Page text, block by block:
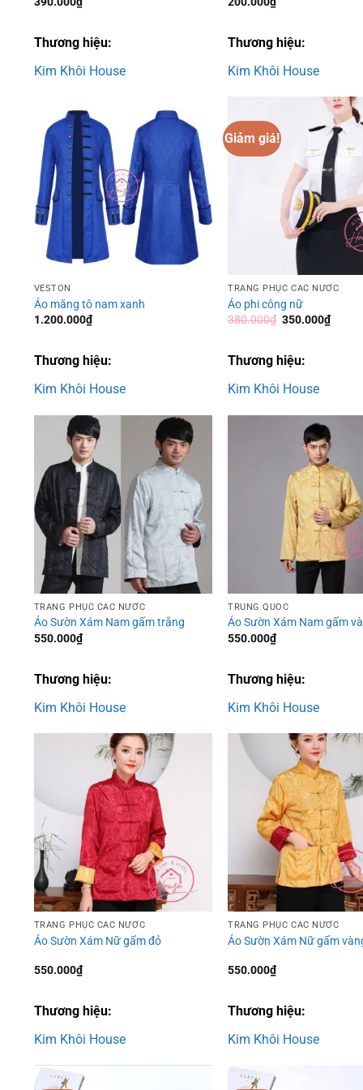
Thương hiệu:
Kim Khôi House
Thương hiệu:
Kim Khôi House
Add to
wishlist
VESTON
Áo măng tô nam xanh
1.200.000₫
Thương hiệu:
Kim Khôi House
Giảm giá!
TRANG PHỤC CÁC NƯỚC
Áo phi công nữ
380.000₫ Giá
380.000₫.
350.000₫Giá
hiện
Thương hiệu:
Kim Khôi House
Add to
wishlist
TRANG PHỤC CÁC NƯỚC
Áo Sườn Xám Nam gấm trắng
550.000₫
Thương hiệu:
Kim Khôi House
TRUNG QUỐC
Áo Sườn Xám Nam gấm
550.000₫
Thương hiệu:
Kim Khôi House
TRANG PHỤC CÁC NƯỚC
Áo Sườn Xám Nữ gấm đỏ
550.000₫
Thương hiệu:
Kim Khôi House
TRANG PHỤC CÁC NƯỚC
Áo Sườn Xám Nữ gấm
550.000₫
Thương hiệu:
Kim Khôi House